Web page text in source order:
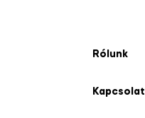
Rólunk
Kapcsolat